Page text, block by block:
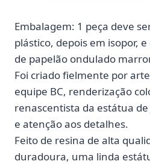
Embalagem: 1 peça deve
plástico, depois em isopor,
de papelão ondulado
Foi criado fielmente por
equipe BC, renderização
renascentista da estátua
e atenção aos detalhes.
Feito de resina de alta
duradoura, uma linda